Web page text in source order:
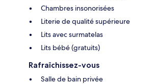
Chambres insonorisées
Literie de qualité supérieure
Lits avec surmatelas
Lits bébé (gratuits)
Rafraîchissez-vous
Salle de bain privée